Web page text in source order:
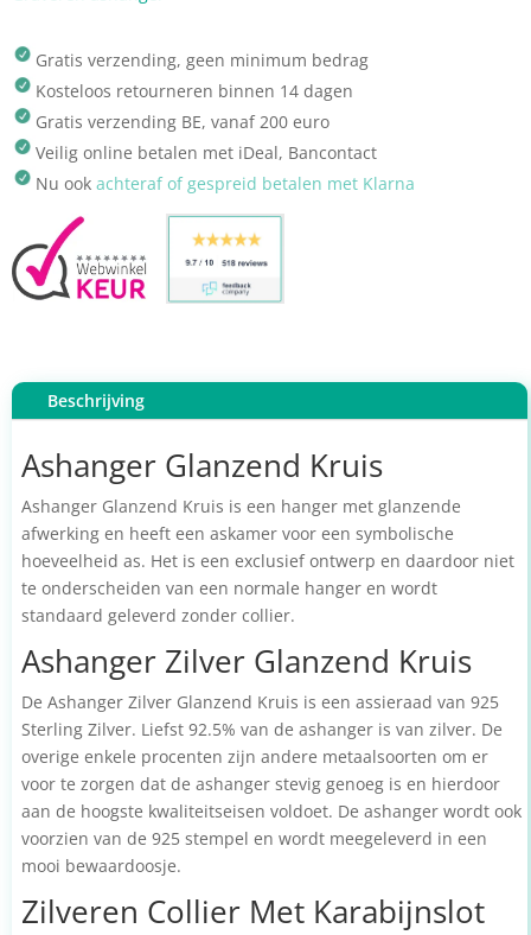
Gratis verzending, geen minimum bedrag
Kosteloos retourneren binnen 14 dagen
Gratis verzending BE, vanaf 200 euro
Veilig online betalen met iDeal, Bancontact
Nu ook achteraf of gespreid betalen met Klarna
Beschrijving
Ashanger Glanzend Kruis
Ashanger Glanzend Kruis is een hanger met glanzende
afwerking en heeft een askamer voor een symbolische
hoeveelheid as. Het is een exclusief ontwerp en daardoor niet
te onderscheiden van een normale hanger en wordt
standaard geleverd zonder collier.
Ashanger Zilver Glanzend Kruis
De Ashanger Zilver Glanzend Kruis is een assieraad van 925
Sterling Zilver. Liefst 92.5% van de ashanger is van zilver. De
overige enkele procenten zijn andere metaalsoorten om er
voor te zorgen dat de ashanger stevig genoeg is en hierdoor
aan de hoogste kwaliteitseisen voldoet. De ashanger wordt ook
voorzien van de 925 stempel en wordt meegeleverd in een
mooi bewaardoosje.
Zilveren Collier Met Karabijnslot